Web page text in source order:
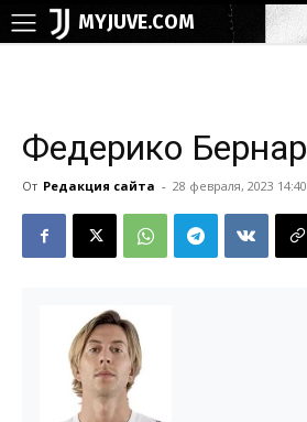
MYJUVE.COM
Федерико
От Редакция сайта - 28 февраля, 2023 14:40